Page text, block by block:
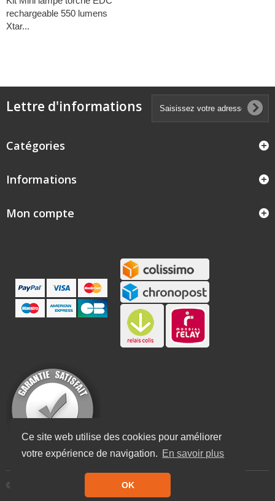
Ce site web utilise des cookies pour améliorer
votre expérience de navigation. En savoir plus
OK
rechargeable 550 lumens
Xtar...
Lettre d'informations
Catégories
Informations
© Lampe Center 2023 - Tous droits réservés
Mon compte